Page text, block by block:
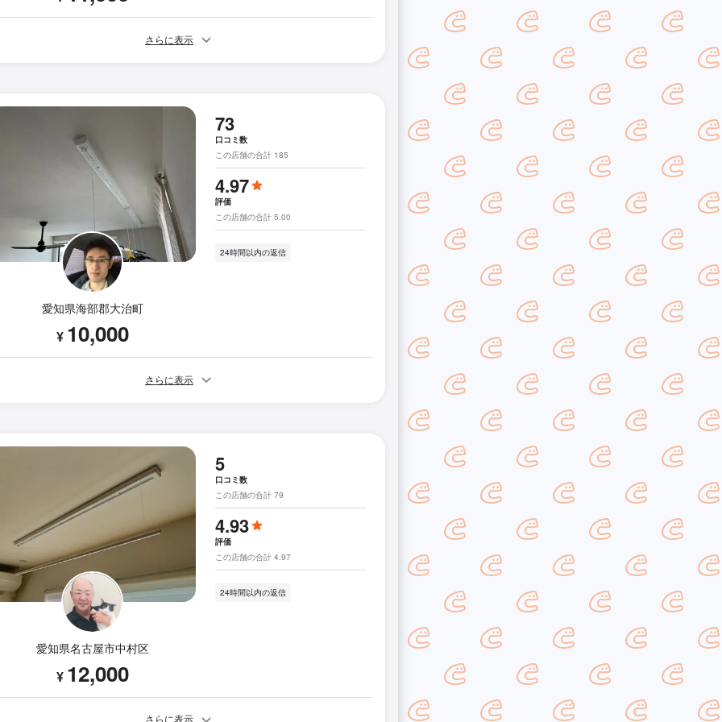
さらに表示
愛知県海部郡大治町
¥ 10,000
73
口コミ数
この店舗の合計 185
4.97
評価
この店舗の合計 5.00
24時間以内の返信
さらに表示
愛知県名古屋市中村区
¥ 12,000
5
口コミ数
この店舗の合計 79
4.93
評価
この店舗の合計 4.97
24時間以内の返信